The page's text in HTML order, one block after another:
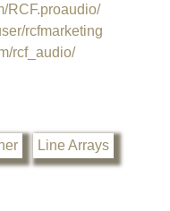
RCF.proaudio/
rcfmarketing
rcf_audio/
Line Arrays